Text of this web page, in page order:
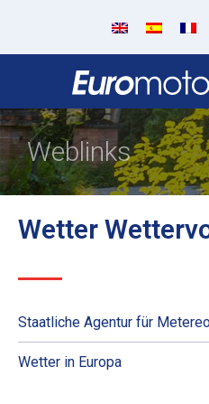
Weblinks
Wetter
Staatliche Agentur für
Wetter in Europa